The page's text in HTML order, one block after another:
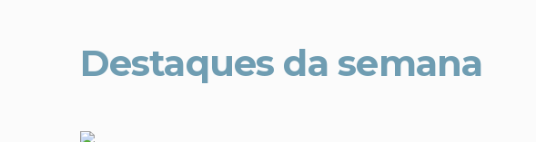
Destaques da semana